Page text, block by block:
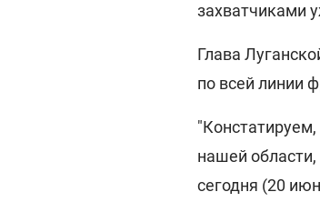
захватчиками
Глава
по всей линии
нашей области,
сегодня (20